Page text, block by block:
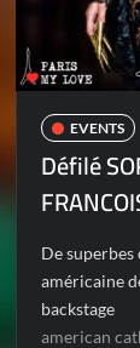
EVENTS
Défilé
De
américaine
backstage
american